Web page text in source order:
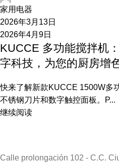
家用电器
2026年3月13日
2026年4月9日
KUCCE 多功能搅拌机
字科技，为您的厨房增
快来了解新款KUCCE 1500W多
不锈钢刀片和数字触控面板。P...
继续阅读
Calle prolongación 102 - C.C.